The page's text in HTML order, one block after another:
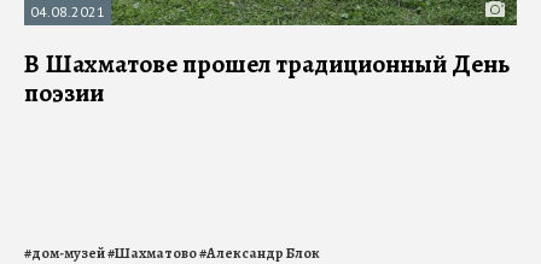
04.08.2021
В Шахматове прошел традиционный День
поэзии
#дом-музей#Шахматово#Александр Блок